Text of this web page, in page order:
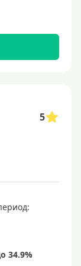
5